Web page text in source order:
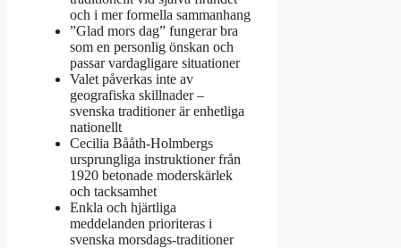
och i mer formella sammanhang
”Glad mors dag” fungerar bra
som en personlig önskan och
passar vardagligare situationer
Valet påverkas inte av
geografiska skillnader –
svenska traditioner är enhetliga
nationellt
Cecilia Bååth-Holmbergs
ursprungliga instruktioner från
1920 betonade moderskärlek
och tacksamhet
Enkla och hjärtliga
meddelanden prioriteras i
svenska morsdags-traditioner